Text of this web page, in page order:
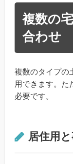
複数の
合わせ
複数のタイプの
用できます。た
必要です。
居住用